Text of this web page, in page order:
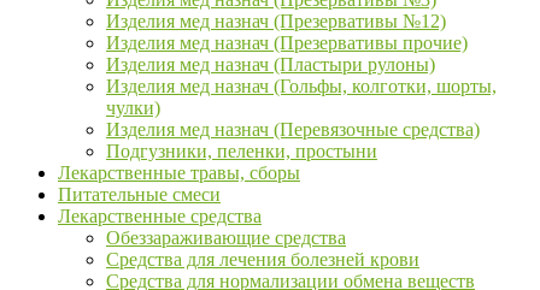
Изделия мед назнач (Презервативы №12)
Изделия мед назнач (Презервативы прочие)
Изделия мед назнач (Пластыри рулоны)
Изделия мед назнач (Гольфы, колготки, шорты,
чулки)
Изделия мед назнач (Перевязочные средства)
Подгузники, пеленки, простыни
Лекарственные травы, сборы
Питательные смеси
Лекарственные средства
Обеззараживающие средства
Средства для лечения болезней крови
Средства для нормализации обмена веществ